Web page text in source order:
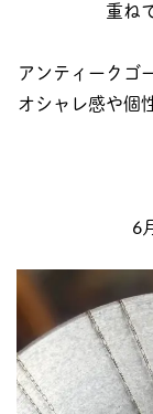
重ね
アンティークゴ
オシャレ感や個
6